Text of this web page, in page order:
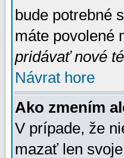
bude potrebné
máte povolené
pridávať nové
Návrat hore
Ako zmením
V prípade, že
mazať len